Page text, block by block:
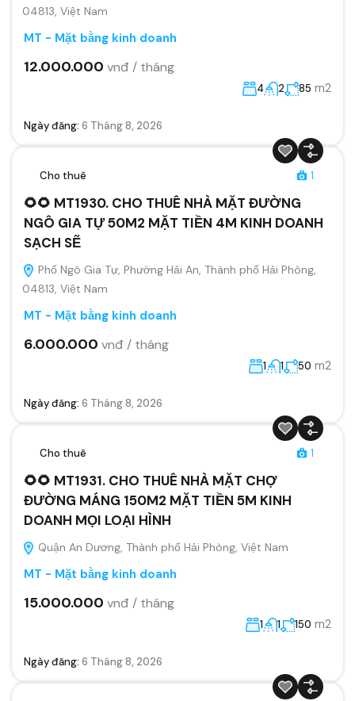
04813, Việt Nam
MT - Mặt bằng kinh doanh
12.000.000 vnđ / tháng
4 2 85 m2
Ngày đăng: 6 Tháng 8, 2026
Cho thuê 1
🌻🌻 MT1930. CHO THUÊ NHÀ MẶT ĐƯỜNG
NGÔ GIA TỰ 50M2 MẶT TIỀN 4M KINH DOANH
SẠCH SẼ
Phố Ngô Gia Tự, Phường Hải An, Thành phố Hải Phòng,
04813, Việt Nam
MT - Mặt bằng kinh doanh
6.000.000 vnđ / tháng
1 1 50 m2
Ngày đăng: 6 Tháng 8, 2026
Cho thuê 1
🌻🌻 MT1931. CHO THUÊ NHÀ MẶT CHỢ
ĐƯỜNG MÁNG 150M2 MẶT TIỀN 5M KINH
DOANH MỌI LOẠI HÌNH
Quận An Dương, Thành phố Hải Phòng, Việt Nam
MT - Mặt bằng kinh doanh
15.000.000 vnđ / tháng
1 1 150 m2
Ngày đăng: 6 Tháng 8, 2026